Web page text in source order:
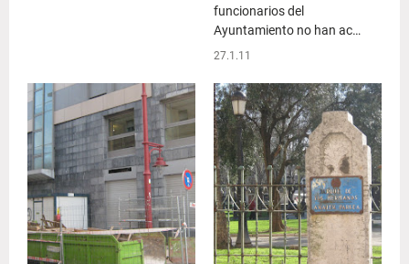
funcionarios del
Ayuntamiento no han ac…
27.1.11